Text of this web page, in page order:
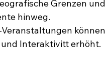
Grenzen und
hinweg.
Interaktivitt erhöht.